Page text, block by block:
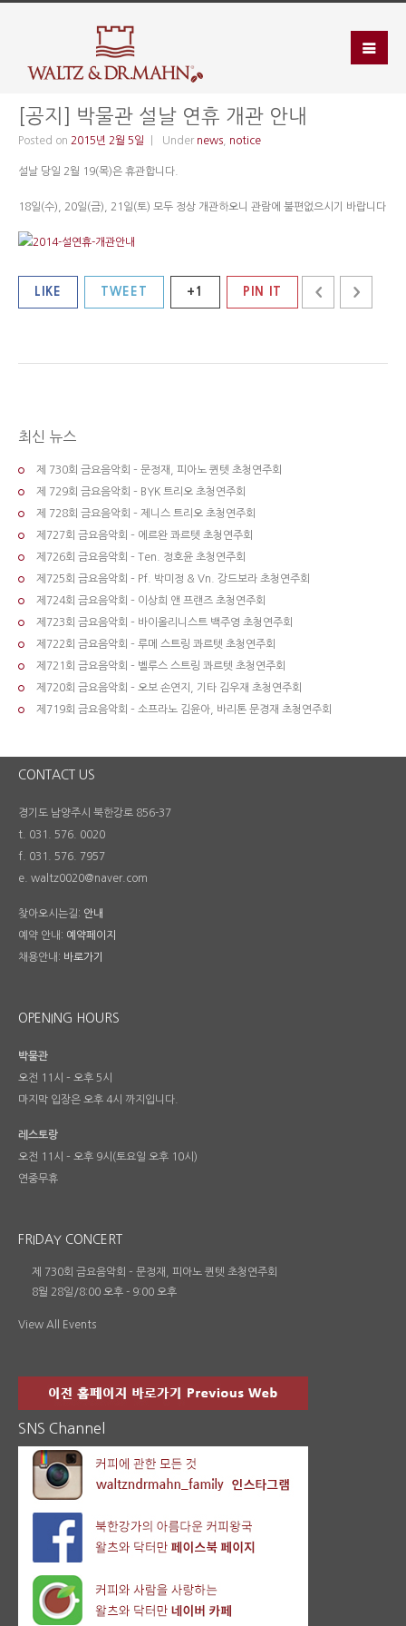
[공지] 박물관 설날 연휴 개관 안내
Posted on 2015년 2월 5일 Under news notice
설날 당일 2월 19(목)은 휴관합니다.
18일(수), 20일(금), 21일(토) 모두 정상 개관하오니 관람에 불편없으시기 바랍니다
LIKE TWEET +1 PIN IT
최신 뉴스
제 730회 금요음악회 – 문정재, 피아노 퀸텟 초청연주회
제 729회 금요음악회 – BYK 트리오 초청연주회
제 728회 금요음악회 – 제니스 트리오 초청연주회
제727회 금요음악회 – 에르완 콰르텟 초청연주회
제726회 금요음악회 – Ten. 정호윤 초청연주회
제725회 금요음악회 – Pf. 박미정 & Vn. 강드보라 초청연주회
제724회 금요음악회 – 이상희 앤 프랜즈 초청연주회
제723회 금요음악회 – 바이올리니스트 백주영 초청연주회
제722회 금요음악회 – 루메 스트링 콰르텟 초청연주회
제721회 금요음악회 – 벨루스 스트링 콰르텟 초청연주회
제720회 금요음악회 – 오보 손연지, 기타 김우재 초청연주회
제719회 금요음악회 – 소프라노 김윤아, 바리톤 문경재 초청연주회
CONTACT US
경기도 남양주시 북한강로 856-37
t. 031. 576. 0020
f. 031. 576. 7957
e. waltz0020@naver.com
찾아오시는길: 안내
예약 안내: 예약페이지
채용안내: 바로가기
OPENING HOURS
박물관
오전 11시 – 오후 5시
마지막 입장은 오후 4시 까지입니다.
레스토랑
오전 11시 – 오후 9시(토요일 오후 10시)
연중무휴
FRIDAY CONCERT
제 730회 금요음악회 – 문정재, 피아노 퀸텟 초청연주회
8월 28일/8:00 오후 - 9:00 오후
View All Events
SNS Channel